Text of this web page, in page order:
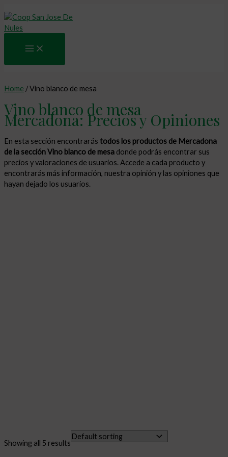
al
contenido
Home / Vino blanco de mesa
Vino blanco de mesa
Mercadona: Precios y Opiniones
En esta sección encontrarás todos los productos de Mercadona
de la sección Vino blanco de mesa donde podrás encontrar sus
precios y valoraciones de usuarios. Accede a cada producto y
encontrarás más información, nuestra opinión y las opiniones que
hayan dejado los usuarios.
Showing all 5 results